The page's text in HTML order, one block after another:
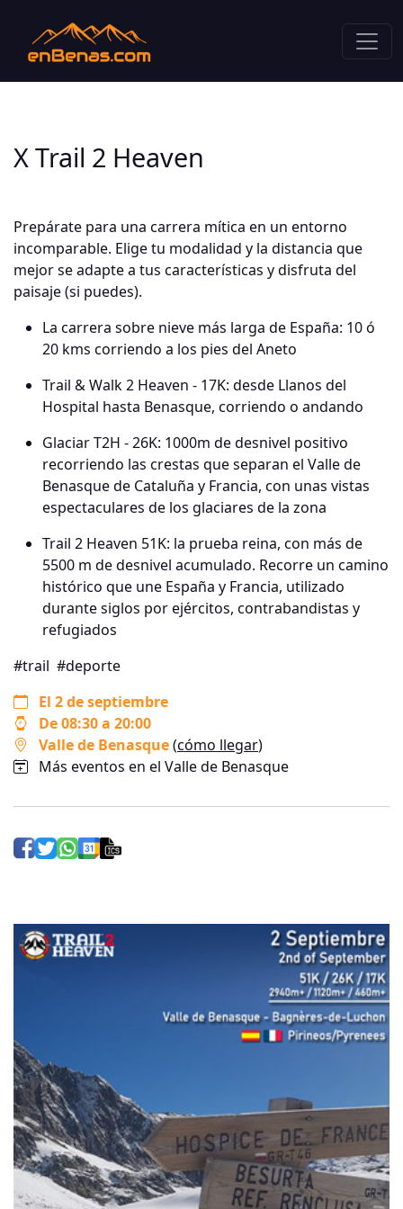
X Trail 2 Heaven
Prepárate para una carrera mítica en un entorno
incomparable. Elige tu modalidad y la distancia que
mejor se adapte a tus características y disfruta del
paisaje (si puedes).
La carrera sobre nieve más larga de España: 10 ó
20 kms corriendo a los pies del Aneto
Trail & Walk 2 Heaven - 17K: desde Llanos del
Hospital hasta Benasque, corriendo o andando
Glaciar T2H - 26K: 1000m de desnivel positivo
recorriendo las crestas que separan el Valle de
Benasque de Cataluña y Francia, con unas vistas
espectaculares de los glaciares de la zona
Trail 2 Heaven 51K: la prueba reina, con más de
5500 m de desnivel acumulado. Recorre un camino
histórico que une España y Francia, utilizado
durante siglos por ejércitos, contrabandistas y
refugiados
#trail #deporte
El 2 de septiembre
De 08:30 a 20:00
Valle de Benasque(cómo llegar)
Más eventos en el Valle de Benasque